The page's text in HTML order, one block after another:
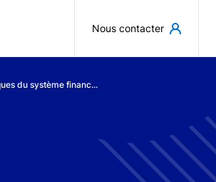
Nous contacter
du système financ...